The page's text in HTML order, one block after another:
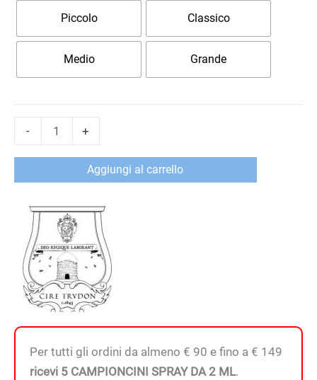
39,00 €
485,00 €
Piccolo Classico
Medio Grande
-
ERNESTO
-
quantità
+
Aggiungi al carrello
Per tutti gli ordini da almeno € 90 e fino a € 149
ricevi 5 CAMPIONCINI SPRAY DA 2 ML.